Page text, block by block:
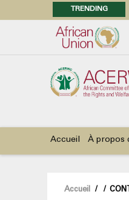
TRENDING
Main
navigation
Accueil À propos
Accueil / /